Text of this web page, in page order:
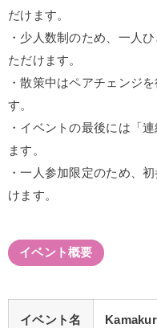
だけます。
・少人数制のため、一人
ただけます。
・散策中はペアチェンジ
す。
・イベントの最後には「
ます。
・一人参加限定のため、
けます。
イベント概要
イベント名